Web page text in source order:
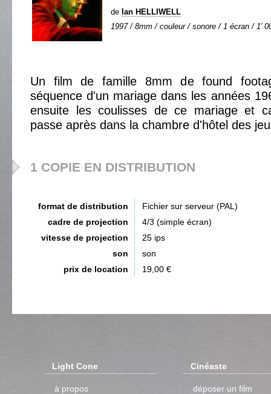
de Ian HELLIWELL
1997 / 8mm / couleur / sonore / 1 écran / 1'
Un film de famille 8mm de found
séquence d'un mariage dans les années
ensuite les coulisses de ce mariage et
passe après dans la chambre d'hôtel des
1 COPIE EN DISTRIBUTION
format de distribution
Fichier sur serveur (PAL)
cadre de projection
4/3 (simple écran)
vitesse de projection
25 ips
son
son
prix de location
19,00 €
Light Cone
à propos
Cinéaste
déposer un film